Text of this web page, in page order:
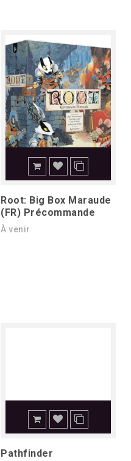
Root: Big Box Maraude
(FR) Précommande
À venir
Pathfinder